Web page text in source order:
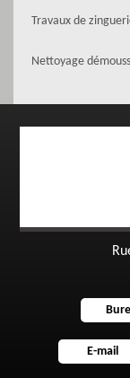
Travaux de
Nettoyage
E-mail